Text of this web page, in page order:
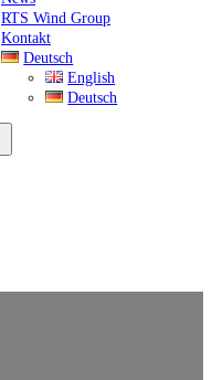
RTS Wind Group
Kontakt
Deutsch
English
Deutsch